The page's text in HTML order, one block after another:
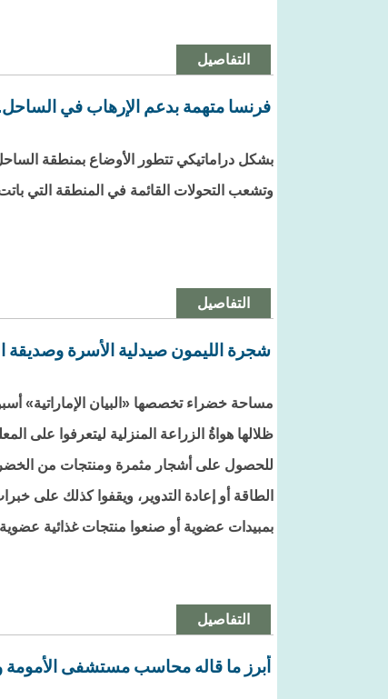
التفاصيل
فرنسا متهمة بدعم الإرهاب في
بشكل دراماتيكي تتطور الأوضاع بمنطقة
وتشعب التحولات القائمة في المنطقة التي
التفاصيل
شجرة الليمون صيدلية الأسرة وصديقة
مساحة خضراء تخصصها «البيان الإماراتية»
ظلالها هواةُ الزراعة المنزلية ليتعرفوا على
للحصول على أشجار مثمرة ومنتجات من
الطاقة أو إعادة التدوير، ويقفوا كذلك على
بمبيدات عضوية أو صنعوا منتجات غذائية
التفاصيل
أبرز ما قاله محاسب مستشفى الأمومة